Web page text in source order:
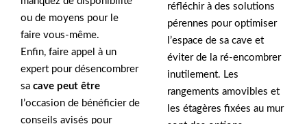
ou de moyens pour le
faire vous-même.
Enfin, faire appel à un
expert pour désencombrer
sa cave peut être
l’occasion de bénéficier de
conseils avisés pour
réfléchir à des solutions
pérennes pour optimiser
l’espace de sa cave et
éviter de la ré-encombrer
inutilement. Les
rangements amovibles et
les étagères fixées au mur